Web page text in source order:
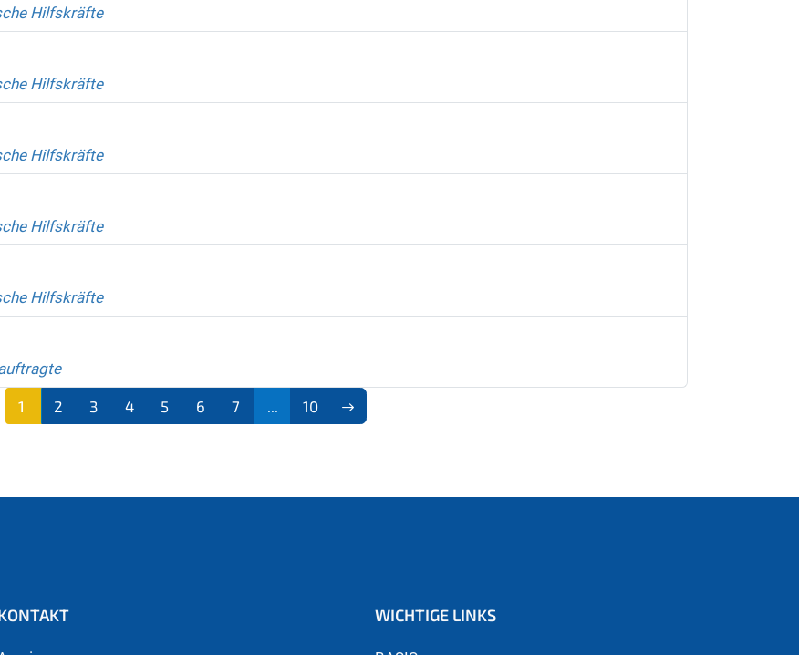
Hilfskräfte
Hilfskräfte
Hilfskräfte
Hilfskräfte
Hilfskräfte
1
2 3 4 5 6 7 10
WICHTIGE LINKS